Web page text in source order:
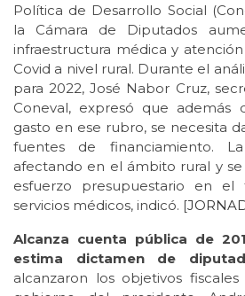
Política de Desarrollo Social
la Cámara de Diputados
infraestructura médica y
Covid a nivel rural. Durante el
para 2022, José Nabor Cruz,
Coneval, expresó que además
gasto en ese rubro, se necesita
fuentes de financiamiento.
afectando en el ámbito rural y
esfuerzo presupuestario en el
servicios médicos, indicó. [
Alcanza cuenta pública de
estima dictamen de
alcanzaron los objetivos